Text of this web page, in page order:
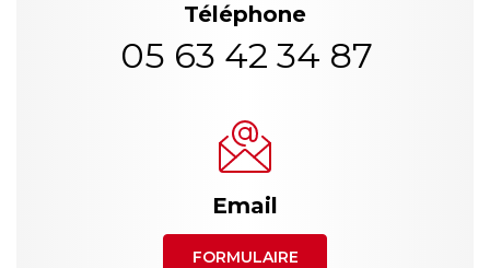
Téléphone
05 63 42 34 87
Email
FORMULAIRE